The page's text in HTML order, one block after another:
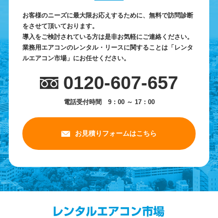
お客様のニーズに最大限お応えするために、無料で訪問診断
をさせて頂いております。
導入をご検討されている方は是非お気軽にご連絡ください。
業務用エアコンのレンタル・リースに関することは「レンタ
ルエアコン市場」にお任せください。
0120-607-657
電話受付時間 9：00 ～ 17：00
お見積りフォームはこちら